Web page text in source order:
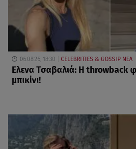
06.08.26, 18:30 CELEBRITIES & GOSSIP ΝΕΑ
Ελενα Τσαβαλιά: Η throwback
μπικίνι!